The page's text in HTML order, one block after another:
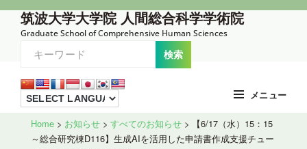
コ
筑波大学大学院 人間総合科学学術院
Graduate School of Comprehensive Human Sciences
メニュー
Overlay
Home > お知らせ > すべてのお知らせ >
【6/17（水）15：15
～総合研究棟D116】生成AIを活用した申請書作成支援チュー